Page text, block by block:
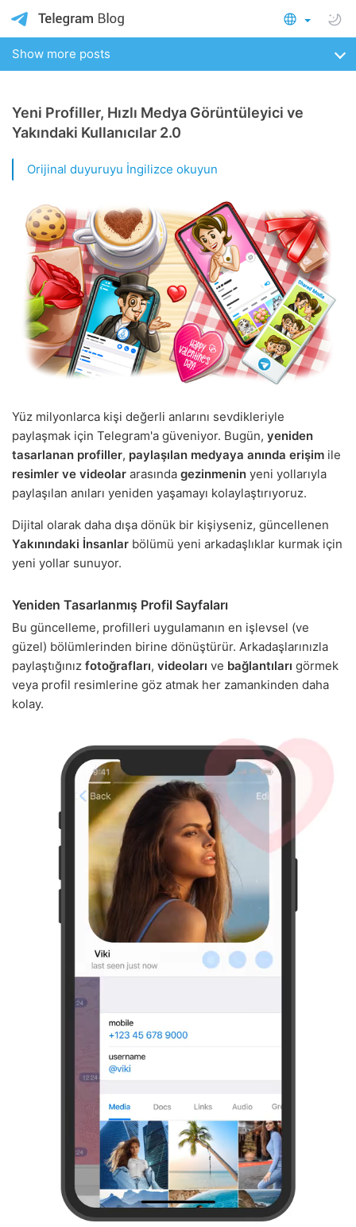
Show more posts
Yeni Profiller, Hızlı Medya Görüntüleyici ve
Yakındaki Kullanıcılar 2.0
Orijinal duyuruyu İngilizce okuyun
Yüz milyonlarca kişi değerli anlarını sevdikleriyle
paylaşmak için Telegram'a güveniyor. Bugün, yeniden
tasarlanan profiller, paylaşılan medyaya anında erişim ile
resimler ve videolar arasında gezinmenin yeni yollarıyla
paylaşılan anıları yeniden yaşamayı kolaylaştırıyoruz.
Dijital olarak daha dışa dönük bir kişiyseniz, güncellenen
Yakınındaki İnsanlar bölümü yeni arkadaşlıklar kurmak için
yeni yollar sunuyor.
Yeniden Tasarlanmış Profil Sayfaları
Bu güncelleme, profilleri uygulamanın en işlevsel (ve
güzel) bölümlerinden birine dönüştürür. Arkadaşlarınızla
paylaştığınız fotoğrafları, videoları ve bağlantıları görmek
veya profil resimlerine göz atmak her zamankinden daha
kolay.